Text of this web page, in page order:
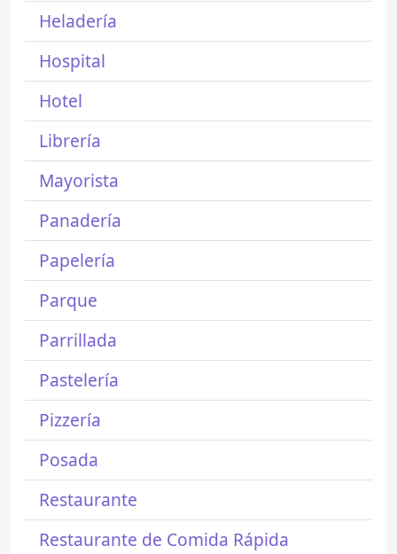
Heladería
Hospital
Hotel
Librería
Mayorista
Panadería
Papelería
Parque
Parrillada
Pastelería
Pizzería
Posada
Restaurante
Restaurante de Comida Rápida